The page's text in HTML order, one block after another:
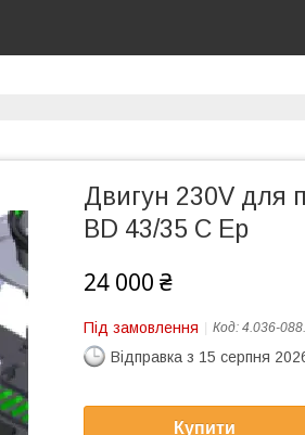
Двигун 230V для
BD 43/35 C Ep
24 000 ₴
Під замовлення Код: 4.036-
Відправка з 15 серпня
Купити